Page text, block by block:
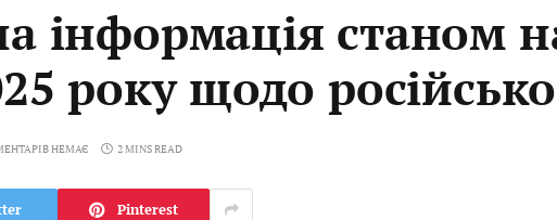
інформація станом
року щодо
НЕМАЄ 2 MINS READ
Pinterest